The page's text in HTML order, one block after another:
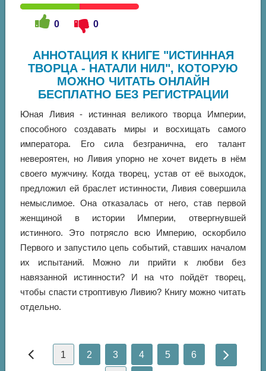
0 0
АННОТАЦИЯ К КНИГЕ "ИСТИННАЯ
ТВОРЦА - НАТАЛИ НИЛ", КОТОРУЮ
МОЖНО ЧИТАТЬ ОНЛАЙН
БЕСПЛАТНО БЕЗ РЕГИСТРАЦИИ
Юная Ливия - истинная великого творца Империи,
способного создавать миры и восхищать самого
императора. Его сила безгранична, его талант
невероятен, но Ливия упорно не хочет видеть в нём
своего мужчину. Когда творец, устав от её выходок,
предложил ей браслет истинности, Ливия совершила
немыслимое. Она отказалась от него, став первой
женщиной в истории Империи, отвергнувшей
истинного. Это потрясло всю Империю, оскорбило
Первого и запустило цепь событий, ставших началом
их испытаний. Можно ли прийти к любви без
навязанной истинности? И на что пойдёт творец,
чтобы спасти строптивую Ливию? Книгу можно читать
отдельно.
1 2 3 4 5 6